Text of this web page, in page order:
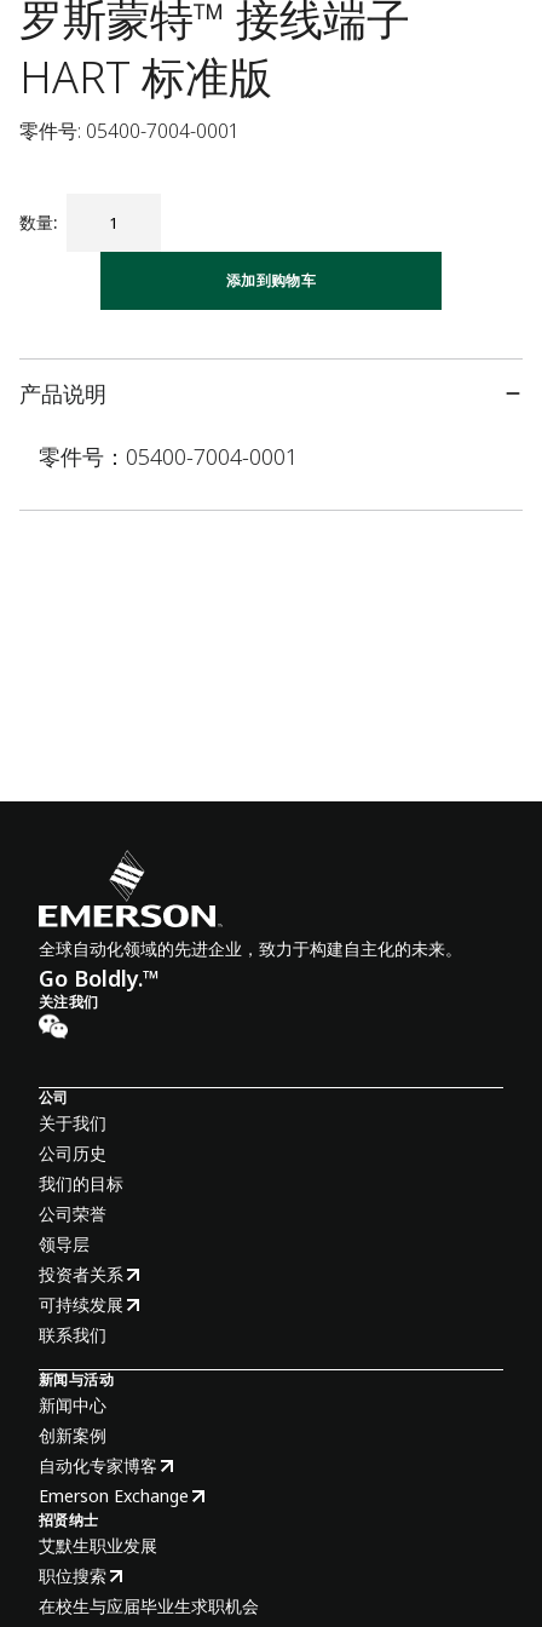
罗斯蒙特™ 接线端子
HART 标准版
零件号: 05400-7004-0001
数量:
添加到购物车
产品说明
零件号：05400-7004-0001
全球自动化领域的先进企业，致力于构建自主化的未来。
Go Boldly.™
关注我们
公司
关于我们
公司历史
我们的目标
公司荣誉
领导层
投资者关系
可持续发展
联系我们
新闻与活动
新闻中心
创新案例
自动化专家博客
Emerson Exchange
招贤纳士
艾默生职业发展
职位搜索
在校生与应届毕业生求职机会